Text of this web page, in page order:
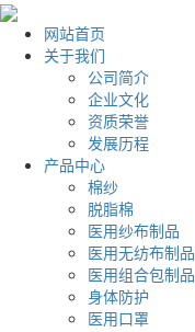
网站首页
关于我们
公司简介
企业文化
资质荣誉
发展历程
产品中心
棉纱
脱脂棉
医用纱布制品
医用无纺布制品
医用组合包制品
身体防护
医用口罩